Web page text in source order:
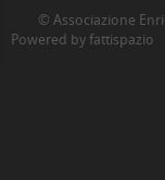
© Associazione
Powered by fattispazio